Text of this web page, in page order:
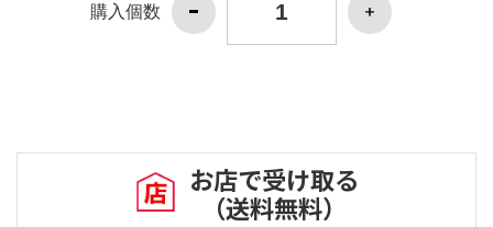
購入個数
お店で受け取る
（送料無料）